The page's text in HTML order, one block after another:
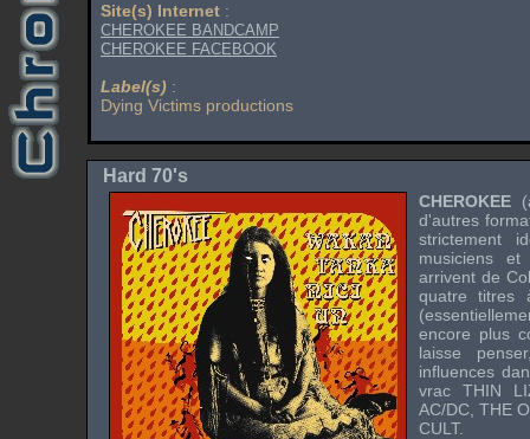
Site(s) Internet :
CHEROKEE BANDCAMP
CHEROKEE FACEBOOK
Label(s) :
Dying Victims productions
Hard 70's
CHEROKEE
d'autres
strictement
musiciens
arrivent de
quatre titres
encore plus
laisse
influences
vrac THIN
AC/DC THE
CULT.